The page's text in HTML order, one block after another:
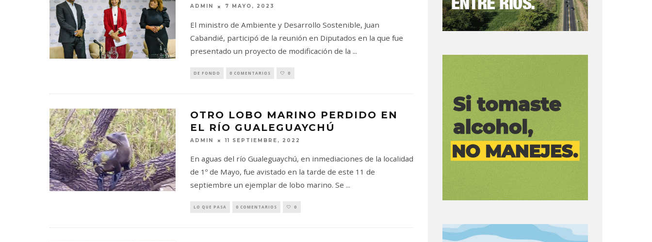
ADMIN 7 MAYO, 2023
El ministro de Ambiente y Desarrollo Sostenible, Juan
Cabandié, participó de la reunión en Diputados en la que fue
presentado un proyecto de modificación de la ...
DE FONDO 0 COMENTARIOS 0
OTRO LOBO MARINO PERDIDO EN
EL RÍO GUALEGUAYCHÚ
ADMIN 11 SEPTIEMBRE, 2022
En aguas del río Gualeguaychú, en inmediaciones de la localidad
de 1º de Mayo, fue avistado en la tarde de este 11 de
septiembre un ejemplar de lobo marino. Se ...
LO QUE PASA 0 COMENTARIOS 0